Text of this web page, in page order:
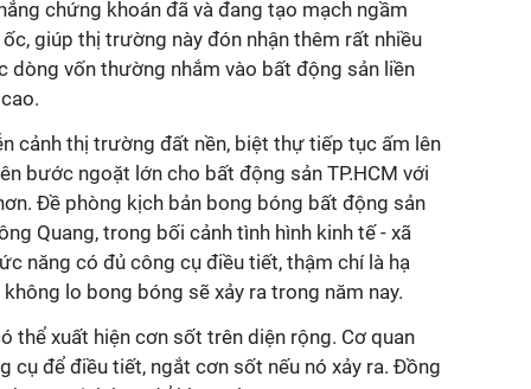
chứng khoán đã và đang tạo mạch ngầm
giúp thị trường này đón nhận thêm rất nhiều
dòng vốn thường nhắm vào bất động sản liền
cảnh thị trường đất nền, biệt thự tiếp tục ấm lên
bước ngoặt lớn cho bất động sản TP.HCM với
Đề phòng kịch bản bong bóng bất động sản
Quang, trong bối cảnh tình hình kinh tế - xã
năng có đủ công cụ điều tiết, thậm chí là hạ
lo bong bóng sẽ xảy ra trong năm nay.
thể xuất hiện cơn sốt trên diện rộng. Cơ quan
cụ để điều tiết, ngắt cơn sốt nếu nó xảy ra. Đồng